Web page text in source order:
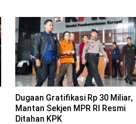
Dugaan Gratifikasi Rp 30 Miliar,
Mantan Sekjen MPR RI Resmi
Ditahan KPK